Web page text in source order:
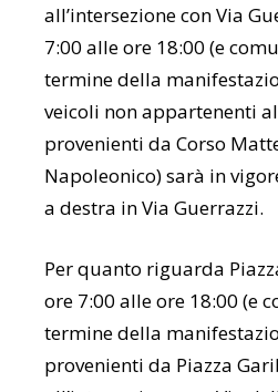
all’intersezione con Via
7:00 alle ore 18:00 (e
termine della
veicoli non appartenenti
provenienti da Corso
Napoleonico) sarà in
a destra in Via Guerrazzi.
Per quanto riguarda
ore 7:00 alle ore 18:00 (e
termine della
provenienti da Piazza